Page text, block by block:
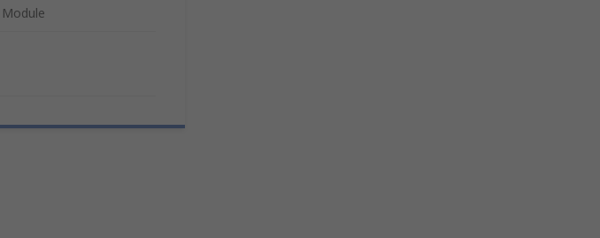
Module